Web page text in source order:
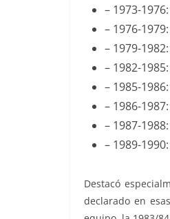
– 1973-
– 1976-
– 1979-
– 1982-
– 1985-
– 1986-
– 1987-
– 1989-
Destacó
declarado en